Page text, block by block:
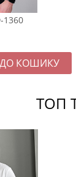
1360
ТОП